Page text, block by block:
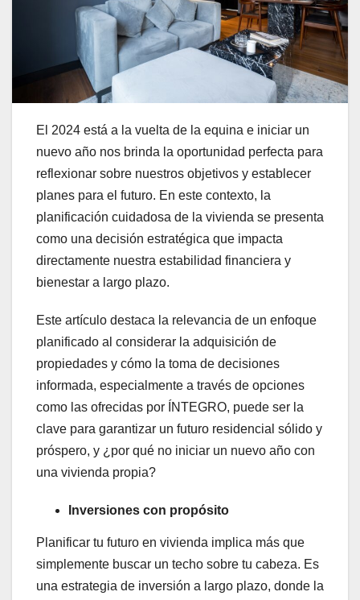
El 2024 está a la vuelta de la equina e iniciar un
nuevo año nos brinda la oportunidad perfecta para
reflexionar sobre nuestros objetivos y establecer
planes para el futuro. En este contexto, la
planificación cuidadosa de la vivienda se presenta
como una decisión estratégica que impacta
directamente nuestra estabilidad financiera y
bienestar a largo plazo.
Este artículo destaca la relevancia de un enfoque
planificado al considerar la adquisición de
propiedades y cómo la toma de decisiones
informada, especialmente a través de opciones
como las ofrecidas por ÍNTEGRO, puede ser la
clave para garantizar un futuro residencial sólido y
próspero, y ¿por qué no iniciar un nuevo año con
una vivienda propia?
Inversiones con propósito
Planificar tu futuro en vivienda implica más que
simplemente buscar un techo sobre tu cabeza. Es
una estrategia de inversión a largo plazo, donde la